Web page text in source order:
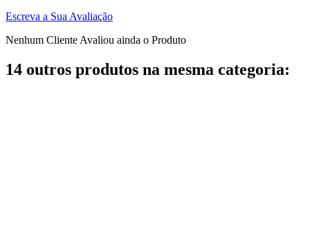
Escreva a Sua Avaliação
Nenhum Cliente Avaliou ainda o Produto
14 outros produtos na mesma categoria: